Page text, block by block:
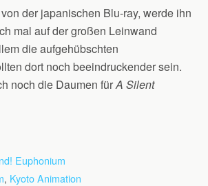
der japanischen Blu-ray, werde ihn
mal auf der großen Leinwand
die aufgehübschten
dort noch beeindruckender sein.
noch die Daumen fürA Silent
Euphonium
, Kyoto Animation